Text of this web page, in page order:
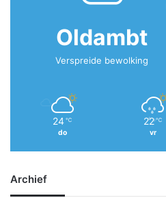
Oldambt
Verspreide bewolking
24 ℃
do
22 ℃
vr
Archief